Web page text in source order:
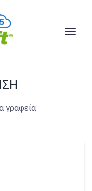
γραφεία